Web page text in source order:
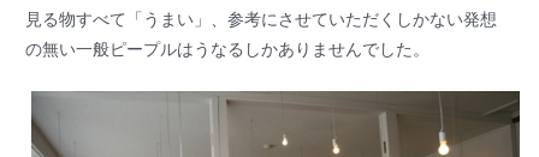
見る物すべて「うまい」、参考にさせていただくしかない発想
の無い一般ピープルはうなるしかありませんでした。